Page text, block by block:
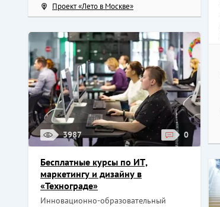
Проект «Лето в Москве»
3987 0
Бесплатные курсы по ИТ,
маркетингу и дизайну в
«Технограде»
Инновационно-образовательный